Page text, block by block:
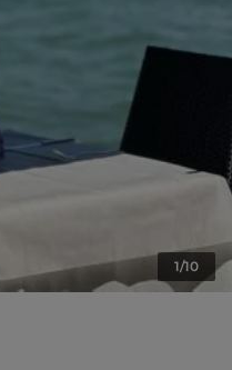
1/10